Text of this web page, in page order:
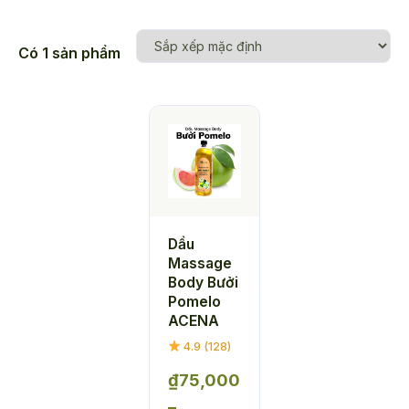
Có 1 sản phẩm
Dầu
Massage
Body Bưởi
Pomelo
ACENA
4.9 (128)
₫75,000